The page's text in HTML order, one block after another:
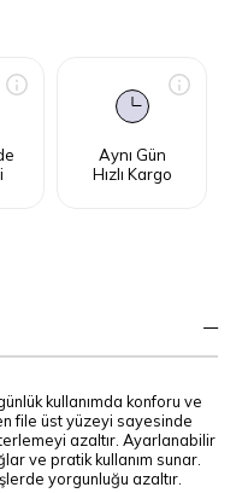
Aynı Gün
Hızlı Kargo
kullanımda konforu ve
file üst yüzeyi sayesinde
azaltır. Ayarlanabilir
ve pratik kullanım sunar.
yorgunluğu azaltır.